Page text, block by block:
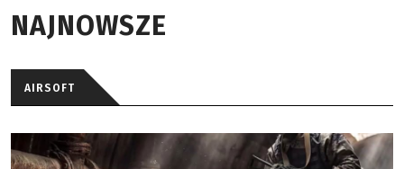
NAJNOWSZE
AIRSOFT